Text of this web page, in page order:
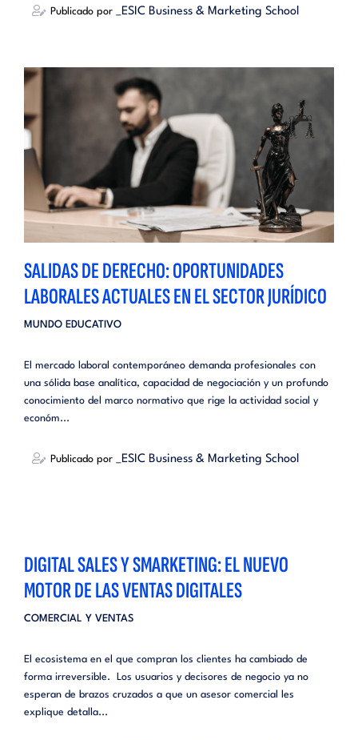
Publicado por _ESIC Business & Marketing School
SALIDAS DE DERECHO: OPORTUNIDADES
LABORALES ACTUALES EN EL SECTOR JURÍDICO
MUNDO EDUCATIVO
El mercado laboral contemporáneo demanda profesionales con
una sólida base analítica, capacidad de negociación y un profundo
conocimiento del marco normativo que rige la actividad social y
económ...
Publicado por _ESIC Business & Marketing School
DIGITAL SALES Y SMARKETING: EL NUEVO
MOTOR DE LAS VENTAS DIGITALES
COMERCIAL Y VENTAS
El ecosistema en el que compran los clientes ha cambiado de
forma irreversible. Los usuarios y decisores de negocio ya no
esperan de brazos cruzados a que un asesor comercial les
explique detalla...